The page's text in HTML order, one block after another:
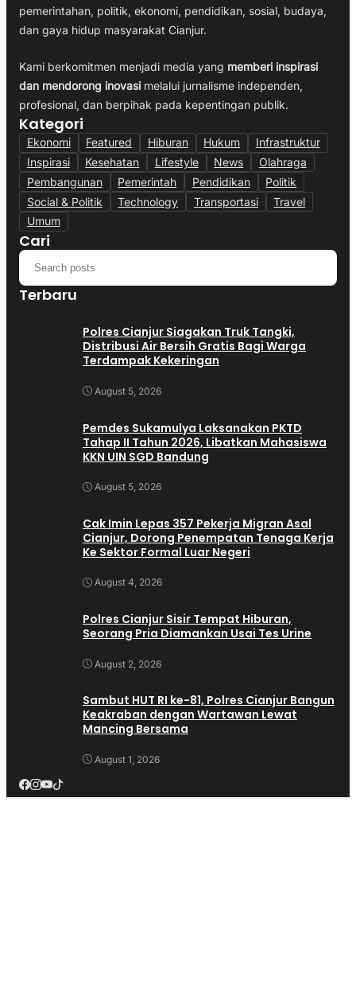
pemerintahan, politik, ekonomi, pendidikan, sosial, budaya,
dan gaya hidup masyarakat Cianjur.
Kami berkomitmen menjadi media yang memberi inspirasi
dan mendorong inovasi melalui jurnalisme independen,
profesional, dan berpihak pada kepentingan publik.
Kategori
Ekonomi Featured Hiburan Hukum
Infrastruktur
Inspirasi
Kesehatan Lifestyle News
Olahraga
Pembangunan
Pemerintah Pendidikan
Politik
Social & Politik
Technology Transportasi
Travel
Umum
Cari
Terbaru
Polres Cianjur Siagakan Truk Tangki,
Distribusi Air Bersih Gratis Bagi Warga
Terdampak Kekeringan
August 5, 2026
Pemdes Sukamulya Laksanakan PKTD
Tahap II Tahun 2026, Libatkan Mahasiswa
KKN UIN SGD Bandung
August 5, 2026
Cak Imin Lepas 357 Pekerja Migran Asal
Cianjur, Dorong Penempatan Tenaga Kerja
Ke Sektor Formal Luar Negeri
August 4, 2026
Polres Cianjur Sisir Tempat Hiburan,
Seorang Pria Diamankan Usai Tes Urine
August 2, 2026
Sambut HUT RI ke-81, Polres Cianjur Bangun
Keakraban dengan Wartawan Lewat
Mancing Bersama
August 1, 2026